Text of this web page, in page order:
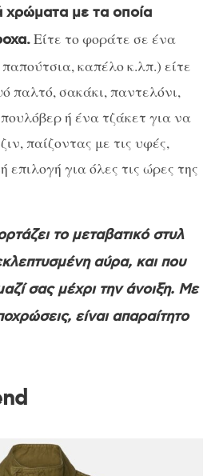
χρώματα με τα οποία
Είτε το φοράτε σε ένα
καπέλο κ.λπ.) είτε
παλτό, σακάκι, παντελόνι,
ή ένα τζάκετ για να
παίζοντας με τις υφές,
επιλογή για όλες τις ώρες της
το μεταβατικό στυλ
αύρα, και που
σας μέχρι την άνοιξη. Με
είναι απαραίτητο